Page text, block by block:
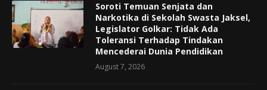
Soroti Temuan Senjata dan
Narkotika di Sekolah Swasta Jaksel,
Legislator Golkar: Tidak Ada
Toleransi Terhadap Tindakan
Mencederai Dunia Pendidikan
August 7, 2026